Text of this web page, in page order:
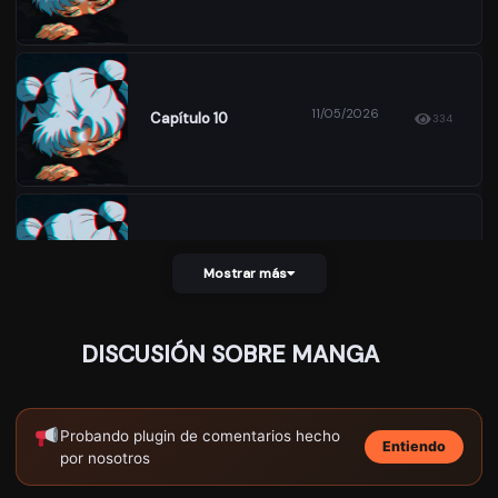
Capítulo 10 11/05/2026 334
Mostrar más
DISCUSIÓN SOBRE MANGA
Probando plugin de comentarios hecho
por nosotros
Entiendo